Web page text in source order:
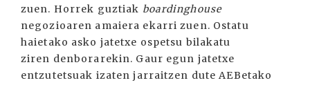
zuen. Horrek guztiak boardinghouse
negozioaren amaiera ekarri zuen. Ostatu
haietako asko jatetxe ospetsu bilakatu
ziren denborarekin. Gaur egun jatetxe
entzutetsuak izaten jarraitzen dute AEBetako